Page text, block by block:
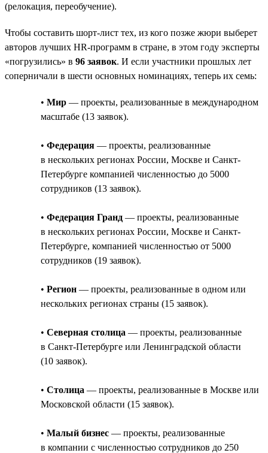
(релокация, переобучение).
Чтобы составить шорт-лист тех, из кого позже жюри выберет
авторов лучших HR-программ в стране, в этом году эксперты
«погрузились» в 96 заявок. И если участники прошлых лет
соперничали в шести основных номинациях, теперь их семь:
• Мир — проекты, реализованные в международном
масштабе (13 заявок).
• Федерация — проекты, реализованные
в нескольких регионах России, Москве и Санкт-
Петербурге компанией численностью до 5000
сотрудников (13 заявок).
• Федерация Гранд — проекты, реализованные
в нескольких регионах России, Москве и Санкт-
Петербурге, компанией численностью от 5000
сотрудников (19 заявок).
• Регион — проекты, реализованные в одном или
нескольких регионах страны (15 заявок).
• Северная столица — проекты, реализованные
в Санкт-Петербурге или Ленинградской области
(10 заявок).
• Столица — проекты, реализованные в Москве или
Московской области (15 заявок).
• Малый бизнес — проекты, реализованные
в компании с численностью сотрудников до 250